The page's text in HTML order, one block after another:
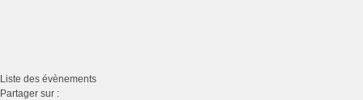
Liste des évènements
Partager sur :